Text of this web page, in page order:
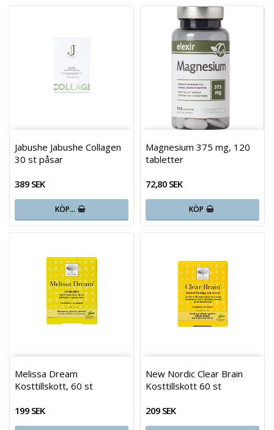
Jabushe Jabushe Collagen
30 st påsar
389 SEK
KÖP…
Magnesium 375 mg, 120
tabletter
72,80 SEK
KÖP
Melissa Dream
Kosttillskott, 60 st
199 SEK
New Nordic Clear Brain
Kosttillskott 60 st
209 SEK